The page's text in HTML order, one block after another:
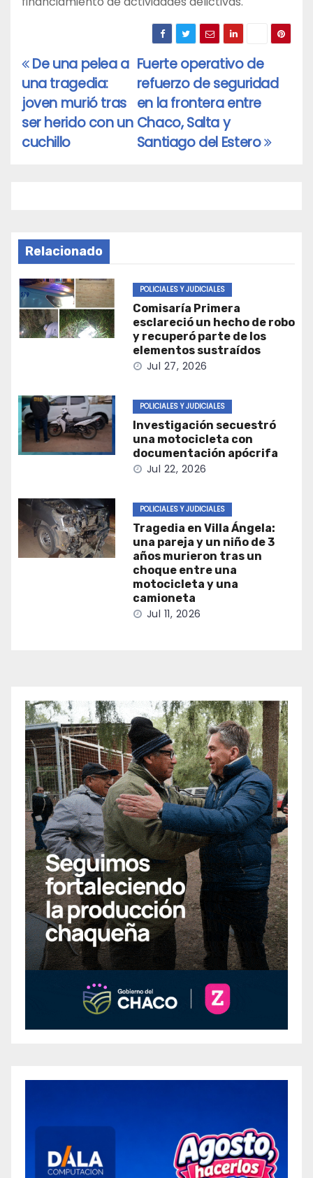
Navegación
de
entradas
Fuerte operativo de
refuerzo de seguridad
en la frontera entre
Chaco, Salta y
Santiago del Estero
De una pelea a
una tragedia:
joven murió tras
ser herido con un
cuchillo
Relacionado
POLICIALES Y JUDICIALES
Comisaría Primera
esclareció un hecho de robo
y recuperó parte de los
elementos sustraídos
Jul 27, 2026
POLICIALES Y JUDICIALES
Investigación secuestró
una motocicleta con
documentación apócrifa
Jul 22, 2026
POLICIALES Y JUDICIALES
Tragedia en Villa Ángela:
una pareja y un niño de 3
años murieron tras un
choque entre una
motocicleta y una
camioneta
Jul 11, 2026